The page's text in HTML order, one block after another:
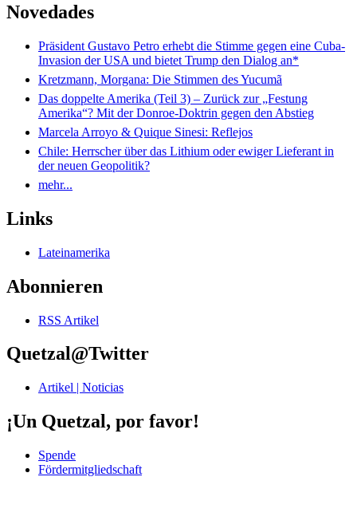
Novedades
Präsident Gustavo Petro erhebt die Stimme gegen eine Cuba-
Invasion der USA und bietet Trump den Dialog an*
Kretzmann, Morgana: Die Stimmen des Yucumã
Das doppelte Amerika (Teil 3) – Zurück zur „Festung
Amerika“? Mit der Donroe-Doktrin gegen den Abstieg
Marcela Arroyo & Quique Sinesi: Reflejos
Chile: Herrscher über das Lithium oder ewiger Lieferant in
der neuen Geopolitik?
mehr...
Links
Lateinamerika
Abonnieren
RSS Artikel
Quetzal@Twitter
Artikel | Noticias
¡Un Quetzal, por favor!
Spende
Fördermitgliedschaft